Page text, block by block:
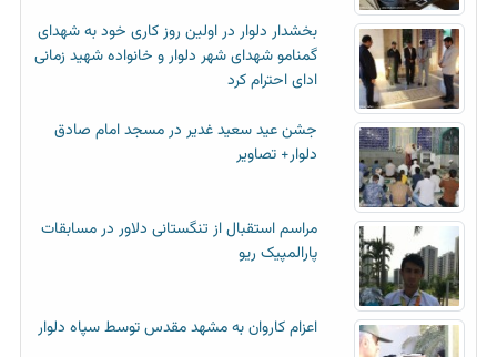
بخشدار دلوار در اولین روز کاری خود به شهدای
گمنامو شهدای شهر دلوار و خانواده شهید زمانی
ادای احترام کرد
جشن عید سعید غدیر در مسجد امام صادق
دلوار+ تصاویر
مراسم استقبال از تنگستانی دلاور در مسابقات
پارالمپیک ریو
اعزام کاروان به مشهد مقدس توسط سپاه دلوار